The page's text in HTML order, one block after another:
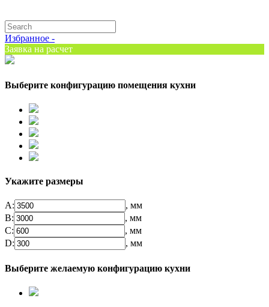
Избранное -
Заявка на расчет
Выберите конфигурацию помещения кухни
Укажите размеры
А:
, мм
B:
, мм
C:
, мм
D:
, мм
Выберите желаемую конфигурацию кухни